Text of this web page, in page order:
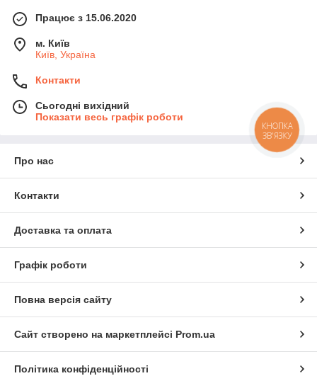
Працює з 15.06.2020
м. Київ
Київ, Україна
Контакти
Сьогодні вихідний
Показати весь графік роботи
Про нас
Контакти
Доставка та оплата
Графік роботи
Повна версія сайту
Сайт створено на маркетплейсі Prom.ua
Політика конфіденційності
КНОПКА
ЗВ'ЯЗКУ